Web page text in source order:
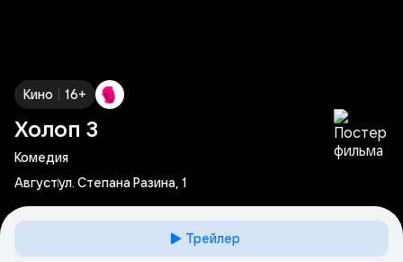
Кино | 16+
Холоп 3
Комедия
Августул. Степана Разина, 1
Трейлер